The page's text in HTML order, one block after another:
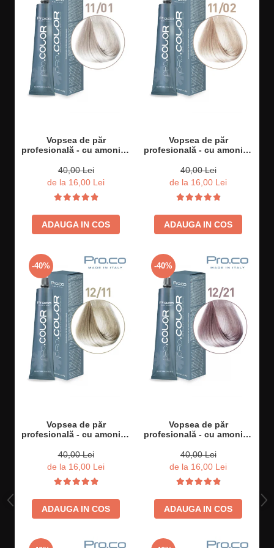
Vopsea de păr
profesională - cu amoniac
100 ml - 11/01 BLOND
SUPER DESCHIS
NATURAL CENUSIU
40,00 Lei
de la 16,00 Lei
ADAUGA IN COS
Vopsea de păr
profesională - cu amoniac
100 ml - 11/02 BLOND
SUPER DESCHIS PERLAT
40,00 Lei
de la 16,00 Lei
ADAUGA IN COS
-40%
Vopsea de păr
profesională - cu amoniac
100 ml - 12/11 BLOND
PLATINAT CENUSIU
INTENS
40,00 Lei
de la 16,00 Lei
ADAUGA IN COS
-40%
Vopsea de păr
profesională - cu amoniac
100 ml - 12/21 BLOND
PLATINAT IRISE CENUSIU
40,00 Lei
de la 16,00 Lei
ADAUGA IN COS